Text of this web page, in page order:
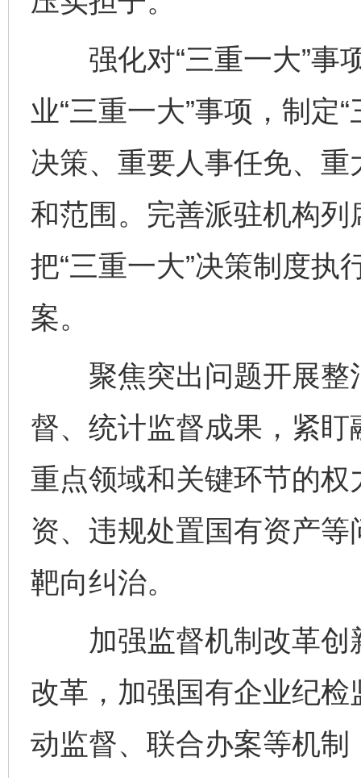
强化对“三重一大”事
业“三重一大”事项，制定
决策、重要人事任免、
和范围。完善派驻机构
把“三重一大”决策制度执
案。
聚焦突出问题开展整
督、统计监督成果，紧
重点领域和关键环节的
资、违规处置国有资产
靶向纠治。
加强监督机制改革创
改革，加强国有企业纪检
动监督、联合办案等机